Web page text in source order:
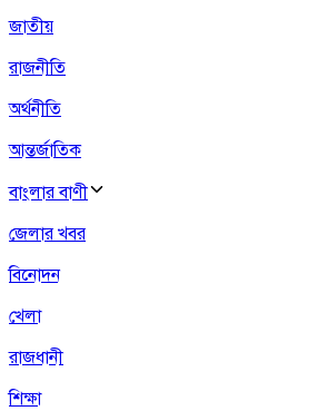
জাতীয়
রাজনীতি
অর্থনীতি
আন্তর্জাতিক
বাংলার বাণী
জেলার খবর
বিনোদন
খেলা
রাজধানী
শিক্ষা